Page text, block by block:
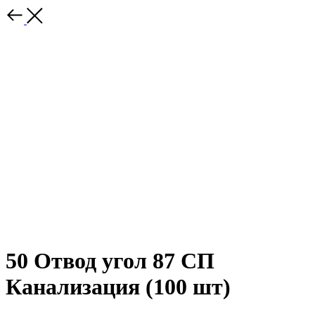
50 Отвод угол 87 СП
Канализация (100 шт)